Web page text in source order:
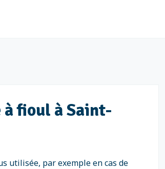
à fioul à Saint-
utilisée, par exemple en cas de